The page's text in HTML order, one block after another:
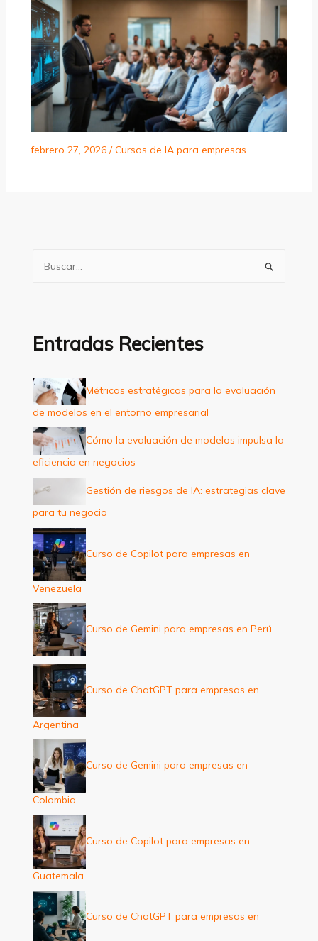
febrero 27, 2026 /Cursos de IA para empresas
a
p
o
r
:
Entradas Recientes
Métricas estratégicas para la evaluación
de modelos en el entorno empresarial
Cómo la evaluación de modelos impulsa la
eficiencia en negocios
Gestión de riesgos de IA: estrategias clave
para tu negocio
Curso de Copilot para empresas en
Venezuela
Curso de Gemini para empresas en Perú
Curso de ChatGPT para empresas en
Argentina
Curso de Gemini para empresas en
Colombia
Curso de Copilot para empresas en
Guatemala
Curso de ChatGPT para empresas en